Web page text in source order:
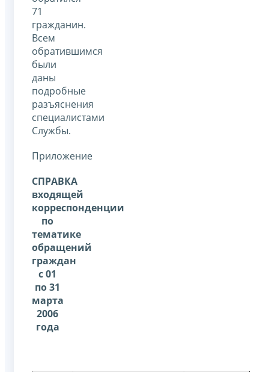
71
гражданин.
Всем
обратившимся
были
даны
подробные
разъяснения
специалистами
Службы.
Приложение
СПРАВКА
входящей
корреспонденции
по
тематике
обращений
граждан
с 01
по 31
марта
2006
года